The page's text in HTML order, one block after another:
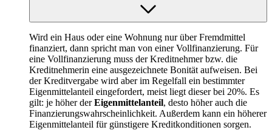
Wird ein Haus oder eine Wohnung nur über Fremdmittel
finanziert, dann spricht man von einer Vollfinanzierung. Für
eine Vollfinanzierung muss der Kreditnehmer bzw. die
Kreditnehmerin eine ausgezeichnete Bonität aufweisen. Bei
der Kreditvergabe wird aber im Regelfall ein bestimmter
Eigenmittelanteil eingefordert, meist liegt dieser bei 20%. Es
gilt: je höher derEigenmittelanteil, desto höher auch die
Finanzierungswahrscheinlichkeit. Außerdem kann ein höherer
Eigenmittelanteil für günstigere Kreditkonditionen sorgen.